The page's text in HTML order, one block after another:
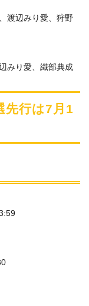
渡辺みり愛、狩野
みり愛、織部典成
行は7月1